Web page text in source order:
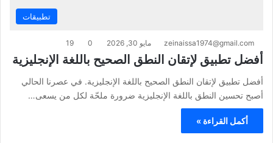
تطبيقات
zeinaissa1974@gmail.com مايو 30, 2026 0
19
أفضل تطبيق لإتقان النطق الصحيح باللغة الإنجليزية
أفضل تطبيق لإتقان النطق الصحيح باللغة الإنجليزية. في عصرنا الحالي
أصبح تحسين النطق باللغة الإنجليزية ضرورة ملحّة لكل من يسعى…
أكمل القراءة »